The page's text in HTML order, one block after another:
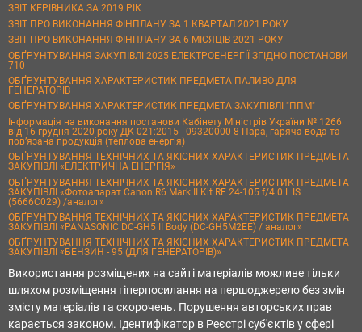
ЗВІТ КЕРІВНИКА ЗА 2019 РІК
ЗВІТ ПРО ВИКОНАННЯ ФІНПЛАНУ ЗА 1 КВАРТАЛ 2021 РОКУ
ЗВІТ ПРО ВИКОНАННЯ ФІНПЛАНУ ЗА 6 МІСЯЦІВ 2021 РОКУ
ОБҐРУНТУВАННЯ ЗАКУПІВЛІ 2025 ЕЛЕКТРОЕНЕРГІЇ ЗГІДНО ПОСТАНОВИ
710
ОБҐРУНТУВАННЯ ХАРАКТЕРИСТИК ПРЕДМЕТА ПАЛИВО ДЛЯ
ГЕНЕРАТОРІВ
ОБҐРУНТУВАННЯ ХАРАКТЕРИСТИК ПРЕДМЕТА ЗАКУПІВЛІ "ППМ"
Інформація на виконання постанови Кабінету Міністрів України № 1266
від 16 грудня 2020 року ДК 021:2015 - 09320000-8 Пара, гаряча вода та
пов’язана продукція (теплова енергія)
ОБҐРУНТУВАННЯ ТЕХНІЧНИХ ТА ЯКІСНИХ ХАРАКТЕРИСТИК ПРЕДМЕТА
ЗАКУПІВЛІ «ЕЛЕКТРИЧНА ЕНЕРГІЯ»
ОБҐРУНТУВАННЯ ТЕХНІЧНИХ ТА ЯКІСНИХ ХАРАКТЕРИСТИК ПРЕДМЕТА
ЗАКУПІВЛІ «Фотоапарат Canon R6 Mark II Kit RF 24-105 f/4.0 L IS
(5666C029) /аналог»
ОБҐРУНТУВАННЯ ТЕХНІЧНИХ ТА ЯКІСНИХ ХАРАКТЕРИСТИК ПРЕДМЕТА
ЗАКУПІВЛІ «PANASONIC DC-GH5 II Body (DC-GH5M2EE) / аналог»
ОБҐРУНТУВАННЯ ТЕХНІЧНИХ ТА ЯКІСНИХ ХАРАКТЕРИСТИК ПРЕДМЕТА
ЗАКУПІВЛІ «БЕНЗИН - 95 (ДЛЯ ГЕНЕРАТОРІВ)»
Використання розміщених на сайті матеріалів можливе тільки
шляхом розміщення гіперпосилання на першоджерело без змін
змісту матеріалів та скорочень. Порушення авторських прав
карається законом. Ідентифікатор в Реєстрі суб'єктів у сфері